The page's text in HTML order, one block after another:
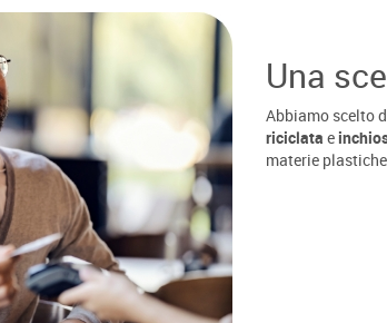
Una
Abbiamo scelto
riciclata e
materie